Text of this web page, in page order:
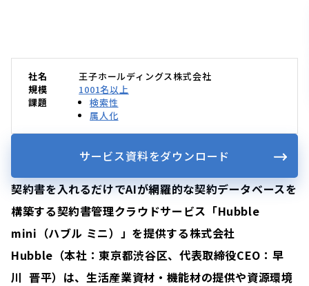
社名
王子ホールディングス株式会社
規模
1001名以上
課題
検索性
属人化
サービス資料をダウンロード
契約書を入れるだけでAIが網羅的な契約データベースを
構築する契約書管理クラウドサービス「Hubble
mini（ハブル ミニ）」を提供する株式会社
Hubble（本社：東京都渋谷区、代表取締役CEO：早
川 晋平）は、生活産業資材・機能材の提供や資源環境